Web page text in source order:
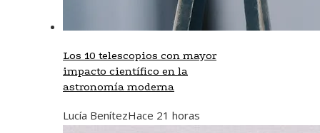
Los 10 telescopios con mayor
impacto científico en la
astronomía moderna
Lucía BenítezHace 21 horas